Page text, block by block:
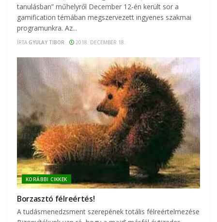
tanulásban” műhelyről December 12-én került sor a
gamification témában megszervezett ingyenes szakmai
programunkra. Az...
ÍRTA GYULAY TIBOR 2018. DECEMBER 18.
KORÁBBI CIKKEK
Borzasztó félreértés!
A tudásmenedzsment szerepének totális félreértelmezése